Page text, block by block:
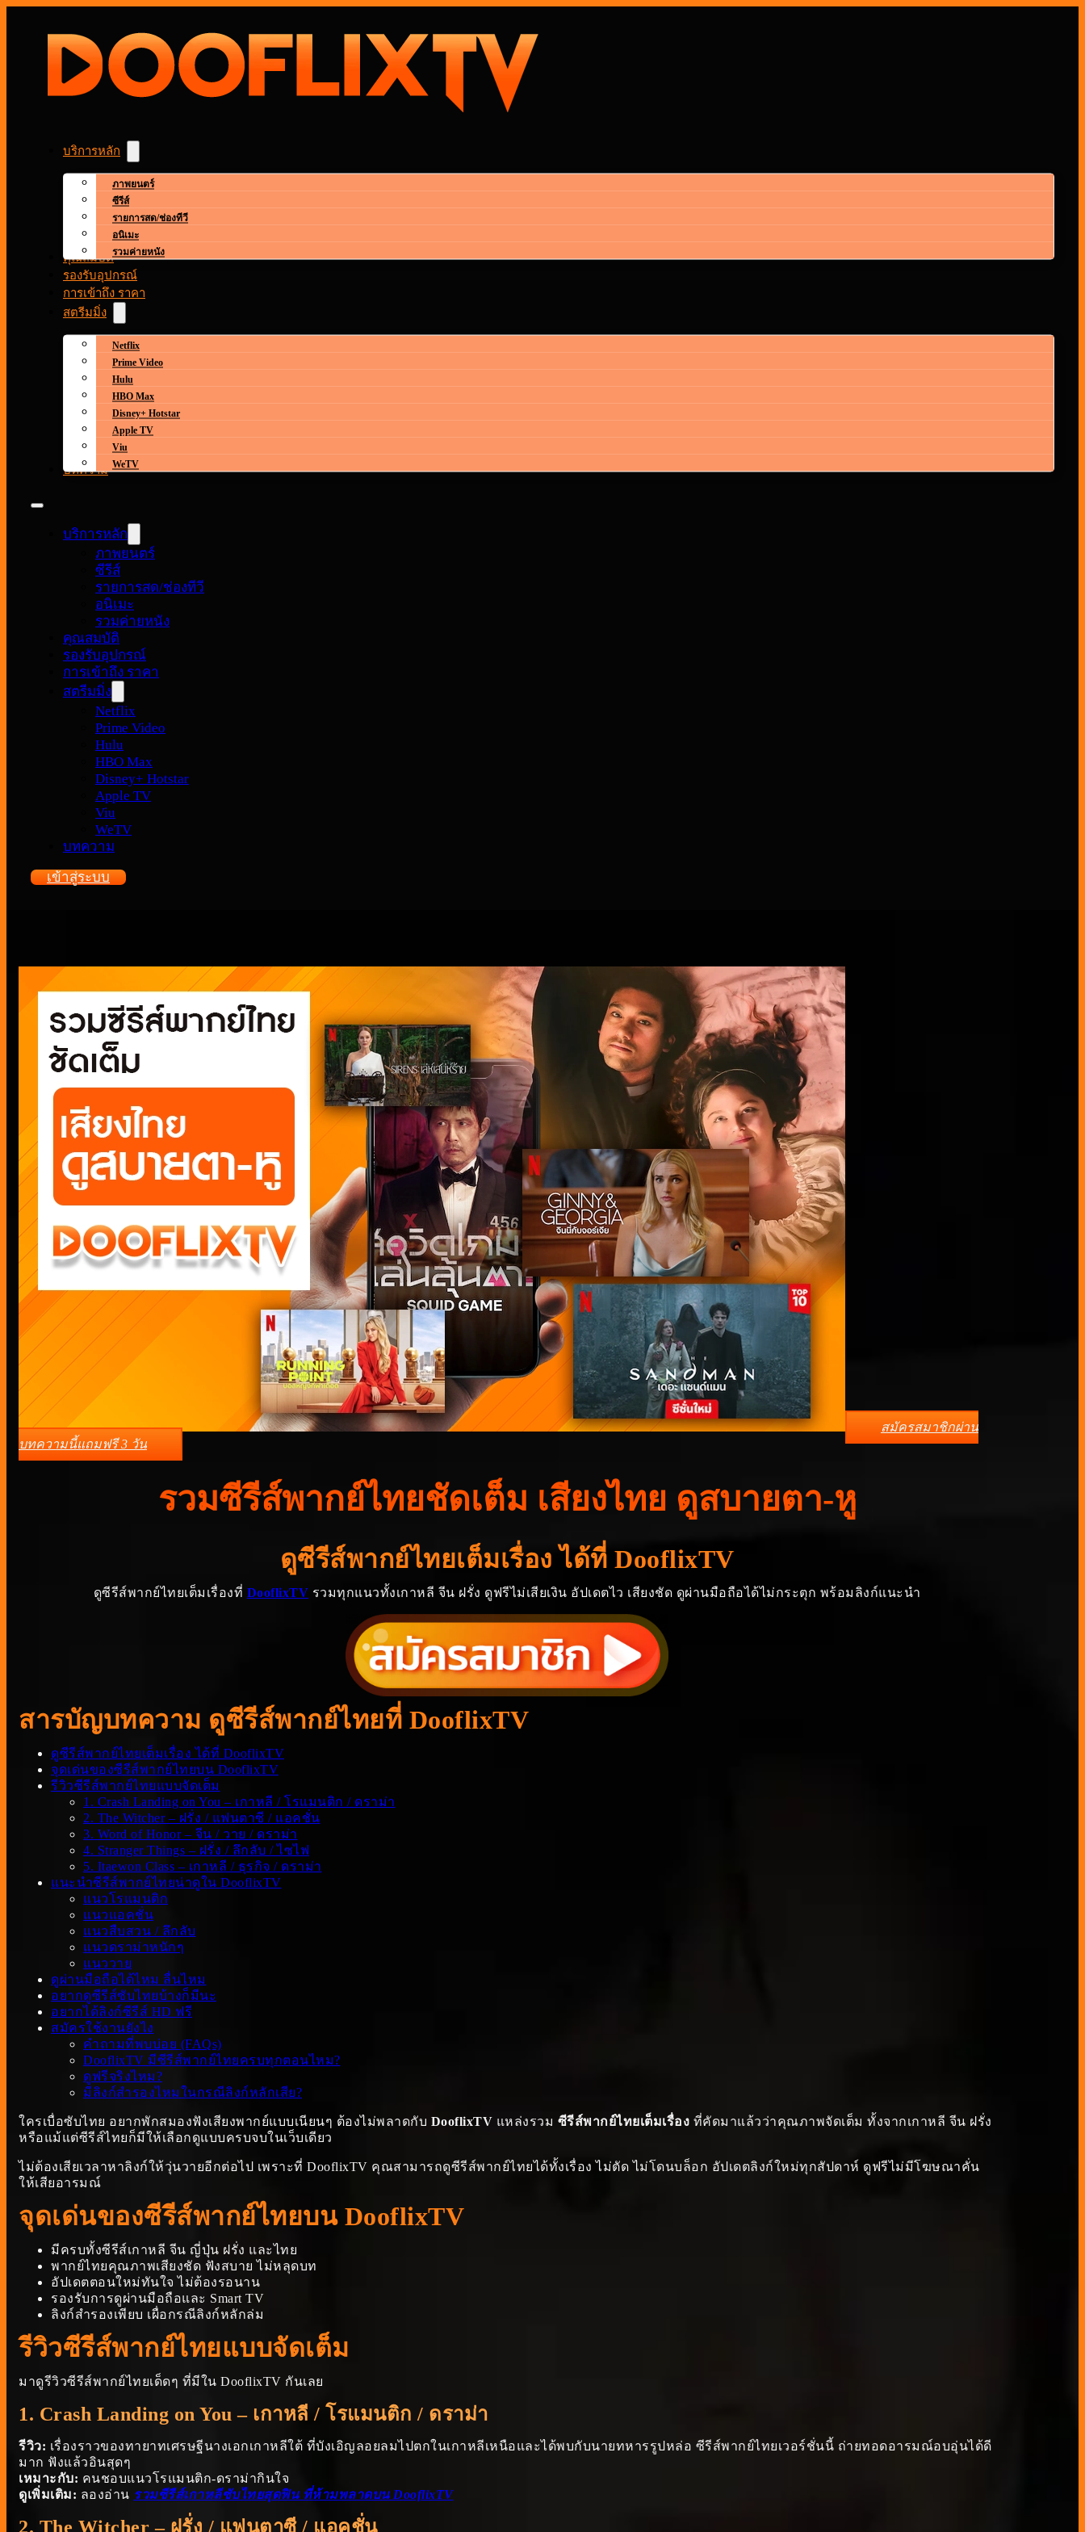
บริการหลัก
ภาพยนตร์
ซีรีส์
รายการสด/ช่องทีวี
อนิเมะ
รวมค่ายหนัง
คุณสมบัติ
รองรับอุปกรณ์
การเข้าถึง ราคา
สตรีมมิ่ง
Netflix
Prime Video
Hulu
HBO Max
Disney+ Hotstar
Apple TV
Viu
WeTV
บทความ
บริการหลัก
ภาพยนตร์
ซีรีส์
รายการสด/ช่องทีวี
อนิเมะ
รวมค่ายหนัง
คุณสมบัติ
รองรับอุปกรณ์
การเข้าถึง ราคา
สตรีมมิ่ง
Netflix
Prime Video
Hulu
HBO Max
Disney+ Hotstar
Apple TV
Viu
WeTV
บทความ
เข้าสู่ระบบ
สมัครสมาชิกผ่าน
บทความนี้แถมฟรี 3 วัน
รวมซีรีส์พากย์ไทยชัดเต็ม เสียงไทย ดูสบายตา-หู
ดูซีรีส์พากย์ไทยเต็มเรื่อง ได้ที่ DooflixTV
ดูซีรีส์พากย์ไทยเต็มเรื่องที่ DooflixTV รวมทุกแนวทั้งเกาหลี จีน ฝรั่ง ดูฟรีไม่เสียเงิน อัปเดตไว เสียงชัด ดูผ่านมือถือได้ไม่กระตุก พร้อมลิงก์แนะนำ
สารบัญบทความ ดูซีรีส์พากย์ไทยที่ DooflixTV
ดูซีรีส์พากย์ไทยเต็มเรื่อง ได้ที่ DooflixTV
จุดเด่นของซีรีส์พากย์ไทยบน DooflixTV
รีวิวซีรีส์พากย์ไทยแบบจัดเต็ม
1. Crash Landing on You – เกาหลี / โรแมนติก / ดราม่า
2. The Witcher – ฝรั่ง / แฟนตาซี / แอคชั่น
3. Word of Honor – จีน / วาย / ดราม่า
4. Stranger Things – ฝรั่ง / ลึกลับ / ไซไฟ
5. Itaewon Class – เกาหลี / ธุรกิจ / ดราม่า
แนะนำซีรีส์พากย์ไทยน่าดูใน DooflixTV
แนวโรแมนติก
แนวแอคชั่น
แนวสืบสวน / ลึกลับ
แนวดราม่าหนักๆ
แนววาย
ดูผ่านมือถือได้ไหม ลื่นไหม
อยากดูซีรีส์ซับไทยบ้างก็มีนะ
อยากได้ลิงก์ซีรีส์ HD ฟรี
สมัครใช้งานยังไง
คำถามที่พบบ่อย (FAQs)
DooflixTV มีซีรีส์พากย์ไทยครบทุกตอนไหม?
ดูฟรีจริงไหม?
มีลิงก์สำรองไหมในกรณีลิงก์หลักเสีย?
ใครเบื่อซับไทย อยากพักสมองฟังเสียงพากย์แบบเนียนๆ ต้องไม่พลาดกับ DooflixTV แหล่งรวม ซีรีส์พากย์ไทยเต็มเรื่อง ที่คัดมาแล้วว่าคุณภาพจัดเต็ม ทั้งจากเกาหลี จีน ฝรั่ง
หรือแม้แต่ซีรีส์ไทยก็มีให้เลือกดูแบบครบจบในเว็บเดียว
ไม่ต้องเสียเวลาหาลิงก์ให้วุ่นวายอีกต่อไป เพราะที่ DooflixTV คุณสามารถดูซีรีส์พากย์ไทยได้ทั้งเรื่อง ไม่ตัด ไม่โดนบล็อก อัปเดตลิงก์ใหม่ทุกสัปดาห์ ดูฟรีไม่มีโฆษณาคั่น
ให้เสียอารมณ์
จุดเด่นของซีรีส์พากย์ไทยบน DooflixTV
มีครบทั้งซีรีส์เกาหลี จีน ญี่ปุ่น ฝรั่ง และไทย
พากย์ไทยคุณภาพเสียงชัด ฟังสบาย ไม่หลุดบท
อัปเดตตอนใหม่ทันใจ ไม่ต้องรอนาน
รองรับการดูผ่านมือถือและ Smart TV
ลิงก์สำรองเพียบ เผื่อกรณีลิงก์หลักล่ม
รีวิวซีรีส์พากย์ไทยแบบจัดเต็ม
มาดูรีวิวซีรีส์พากย์ไทยเด็ดๆ ที่มีใน DooflixTV กันเลย
1. Crash Landing on You – เกาหลี / โรแมนติก / ดราม่า
รีวิว: เรื่องราวของทายาทเศรษฐีนางเอกเกาหลีใต้ ที่บังเอิญลอยลมไปตกในเกาหลีเหนือและได้พบกับนายทหารรูปหล่อ ซีรีส์พากย์ไทยเวอร์ชั่นนี้ ถ่ายทอดอารมณ์อบอุ่นได้ดี
มาก ฟังแล้วอินสุดๆ
เหมาะกับ: คนชอบแนวโรแมนติก-ดราม่ากินใจ
ดูเพิ่มเติม: ลองอ่าน รวมซีรีส์เกาหลีซับไทยสุดฟิน ที่ห้ามพลาดบน DooflixTV
2. The Witcher – ฝรั่ง / แฟนตาซี / แอคชั่น